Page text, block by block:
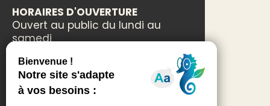
HORAIRES D'OUVERTURE
Ouvert au public du lundi au
samedi
Fermeture le dimanche
ESPACES DÉDIÉS